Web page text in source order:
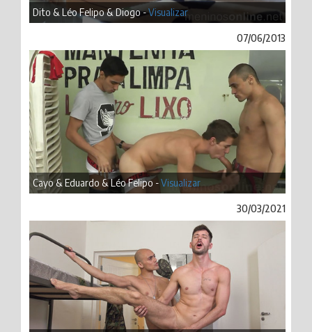
Dito & Léo Felipo & Diogo -Visualizar
07/06/2013
Cayo & Eduardo & Léo Felipo -Visualizar
30/03/2021